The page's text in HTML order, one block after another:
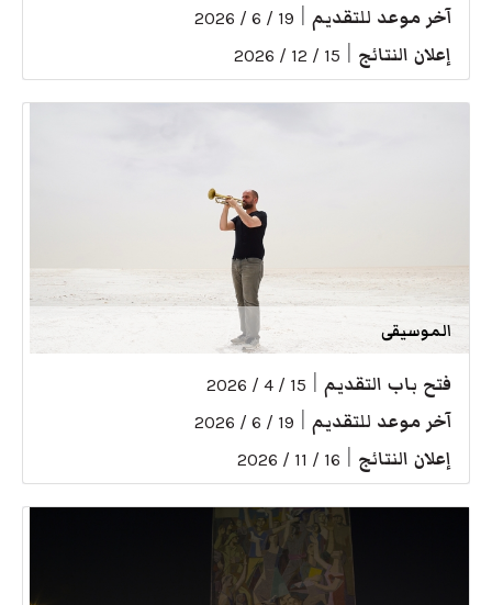
آخر موعد للتقديم 19 / 6 / 2026
إعلان النتائج 15 / 12 / 2026
الموسيقى
فتح باب التقديم 15 / 4 / 2026
آخر موعد للتقديم 19 / 6 / 2026
إعلان النتائج 16 / 11 / 2026